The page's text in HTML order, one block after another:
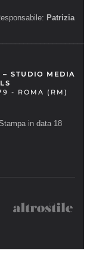
Patrizia
– STUDIO MEDIA
- ROMA (RM)
in data 18